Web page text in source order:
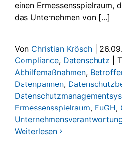
einen Ermessensspielraum,
das Unternehmen von [...]
Von Christian Krösch
Compliance, Datenschutz
Abhilfemaßnahmen,
Datenpannen,
Ermessensspielraum, EuGH,
Unternehmensverantwortung
Weiterlesen